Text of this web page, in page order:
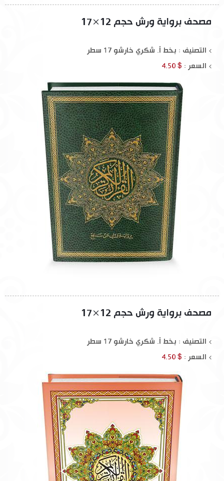
مصحف برواية ورش حجم 12×17
التصنيف : بخط أ. شكري خارشو 17 سطر
السعر : $ 4.50
مصحف برواية ورش حجم 12×17
التصنيف : بخط أ. شكري خارشو 17 سطر
السعر : $ 4.50